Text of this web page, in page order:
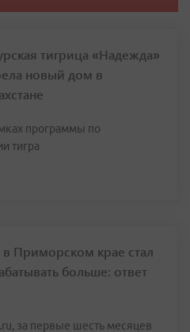
тигрица «Надежда»
новый дом в
программы по
тигра
в Приморском крае стал
больше: ответ
за первые шесть месяцев